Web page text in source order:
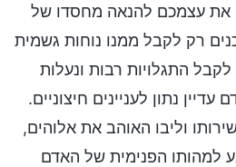
את עצמכם להנאה מחסדו של
רק לקבל ממנו נוחות גשמית
התגלויות רבות ונעלות
נתון לעניינים חיצוניים.
וליבו האוהב את אלוהים,
למהותו הפנימית של האדם